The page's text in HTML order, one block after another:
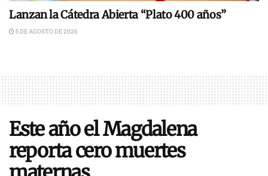
Lanzan la Cátedra Abierta “Plato 400 años”
5 DE AGOSTO DE 2026
Este año el Magdalena
reporta cero muertes